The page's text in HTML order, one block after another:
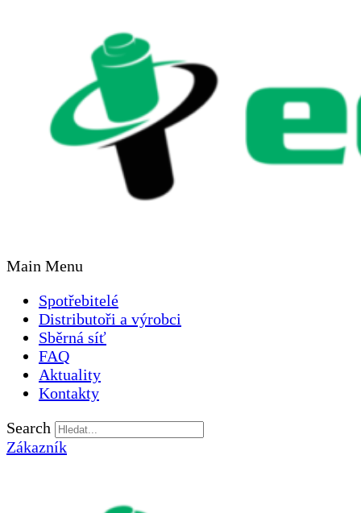
Main Menu
Spotřebitelé
Distributoři a výrobci
Sběrná síť
FAQ
Aktuality
Kontakty
Search
Zákazník